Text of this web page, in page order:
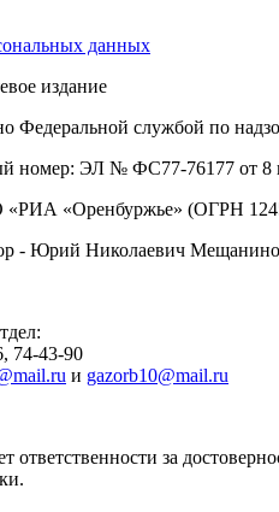
данных
издание
Федеральной службой по
номер: ЭЛ № ФС77-76177 от 8
«РИА «Оренбуржье» (ОГРН
- Юрий Николаевич
74-43-90
и gazorb10@mail.ru
ответственности за